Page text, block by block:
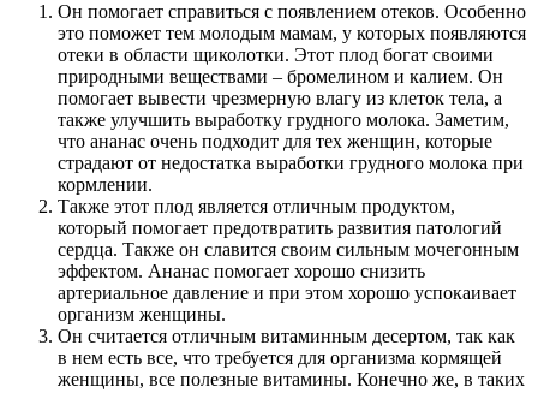
Он помогает справиться с появлением отеков. Особенно
это поможет тем молодым мамам, у которых появляются
отеки в области щиколотки. Этот плод богат своими
природными веществами – бромелином и калием. Он
помогает вывести чрезмерную влагу из клеток тела, а
также улучшить выработку грудного молока. Заметим,
что ананас очень подходит для тех женщин, которые
страдают от недостатка выработки грудного молока при
кормлении.
Также этот плод является отличным продуктом,
который помогает предотвратить развития патологий
сердца. Также он славится своим сильным мочегонным
эффектом. Ананас помогает хорошо снизить
артериальное давление и при этом хорошо успокаивает
организм женщины.
Он считается отличным витаминным десертом, так как
в нем есть все, что требуется для организма кормящей
женщины, все полезные витамины. Конечно же, в таких